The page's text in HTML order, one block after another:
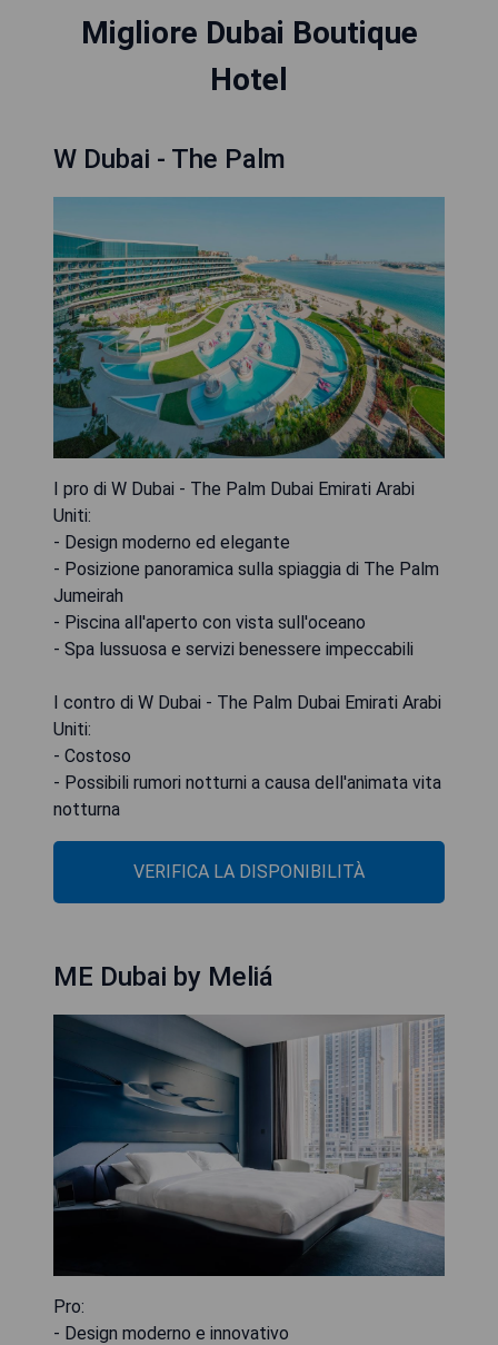
Migliore Dubai Boutique
Hotel
W Dubai - The Palm
I pro di W Dubai - The Palm Dubai Emirati Arabi
Uniti:
- Design moderno ed elegante
- Posizione panoramica sulla spiaggia di The Palm
Jumeirah
- Piscina all'aperto con vista sull'oceano
- Spa lussuosa e servizi benessere impeccabili
I contro di W Dubai - The Palm Dubai Emirati Arabi
Uniti:
- Costoso
- Possibili rumori notturni a causa dell'animata vita
notturna
VERIFICA LA DISPONIBILITÀ
ME Dubai by Meliá
Pro:
- Design moderno e innovativo